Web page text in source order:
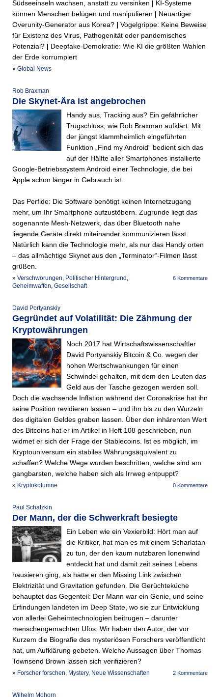
Südseeinseln wachsen, anstatt zu versinken | KI-Systeme
können Menschen belügen und manipulieren | Neuartiger
Overunity-Generator aus Korea? | Vogelgrippe: Keine Beweise
für Existenz des Virus, Pathogenität oder pandemisches
Potenzial? | Deepfake-Demokratie: Wie KI die größten Wahlen
der Erde korrumpiert
» Global News
Rob Braxman
Die Skynet-Ära ist angebrochen
Handy aus, Tracking aus? Ein gefährlicher
Trugschluss, wie Rob Braxman aufklärt: Mit
der jüngst klammheimlich eingeführten
Funktion „Find my Android“ bedient sich das
auf der Hälfte aller Smartphones installierte
Google-Betriebssystem Android einer Technologie, die bei
Apple schon länger in Gebrauch ist.
Das Perfide: Die Software benötigt keinen Internetzugang
mehr, um Ihr Smartphone aufzustöbern. Zugrunde liegt das
sogenannte Mesh-Netzwerk, das über Bluetooth nahe
liegende Geräte direkt miteinander kommunizieren lässt.
Natürlich kann die Technologie mehr, als nur das Handy orten
– das allmächtige Skynet aus den „Terminator“-Filmen lässt
grüßen.
6 Kommentare
» Verschwörungen, Politischer Hintergrund ,
Geheimwaffen, Gesellschaft
David Portyanskiy
Gegründet auf Volatilität: Die Zähmung der
Kryptowährungen
Noch 2017 hat Wirtschaftswissenschaftler
David Portyanskiy Bitcoin & Co. wegen der
hohen Wertschwankungen für einen
Schwindel gehalten, mit dem den Leuten das
Geld aus der Tasche gezogen werden soll.
Doch die wachsende Inflation während der Coronakrise hat ihn
seine Position revidieren lassen – und ihn bis zu den Wurzeln
des digitalen Geldes graben lassen. Über den inhärenten Wert
des Bitcoins hat er im Artikel in Heft 108 geschrieben, nun
widmet er sich der Frage der Stablecoins. Ist es möglich, im
Kryptouniversum ein stabiles Währungsäquivalent zu
schaffen? Welche Wege wurden beschritten, welche sind am
gangbarsten, welche haben sich als Irrweg entpuppt?
0 Kommentare
» Kryptokolumne
Paul Schatzkin
Der Mann, der die Schwerkraft besiegte
Ein Leben wie ein Vexierbild: Hört man auf
die Kritiker, hat man es mit einem Scharlatan
zu tun, der den kaum nutzbaren Ionenwind
entdeckt hat und damit zeit seines Lebens
hausieren ging, als hätte er den Missing Link zwischen
Elektrizität und Gravitation gefunden. Die Gerüchteküche
behauptet das Gegenteil: Der Mann war ein Genie, und seine
Erfindungen landeten im Deep State, wo sie zur Entwicklung
von allerlei Geheimtechnologien beitrugen – darunter
menschengemachten Ufos. Wir haben den Autor, der vor
Kurzem die Biografie des mysteriösen Forschers veröffentlicht
hat, um Aufklärung gebeten. Welche Aussagen über Thomas
Townsend Brown lassen sich verifizieren?
2 Kommentare
» Forscher forschen, Mystery, Neue Wissenschaften
Wilhelm Mohorn